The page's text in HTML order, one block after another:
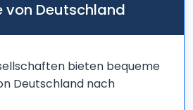
von Deutschland
bieten bequeme
Deutschland nach